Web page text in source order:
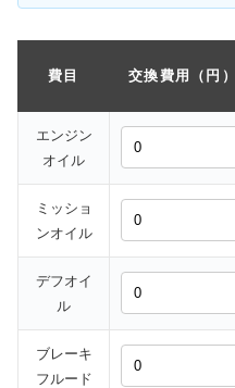
費目 交換費用（円）
エンジン
オイル
ミッショ
ンオイル
デフオイ
ル
ブレーキ
フルード